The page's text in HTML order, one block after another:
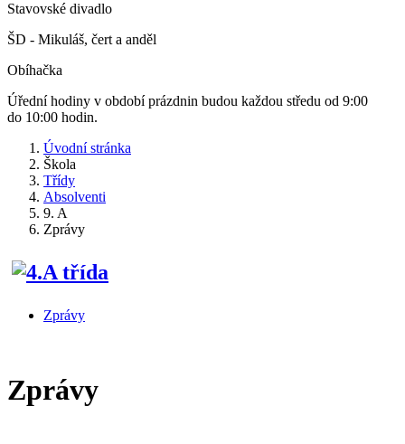
Stavovské divadlo
ŠD - Mikuláš, čert a anděl
Obíhačka
Úřední hodiny v období prázdnin budou každou středu od 9:00
do 10:00 hodin.
Úvodní stránka
Škola
Třídy
Absolventi
9. A
Zprávy
Zprávy
Zprávy